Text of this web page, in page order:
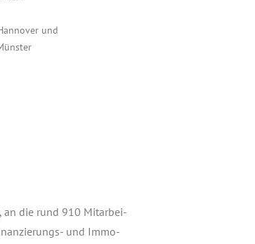
und
an die rund 910 Mit­ar­bei­
und Immo­